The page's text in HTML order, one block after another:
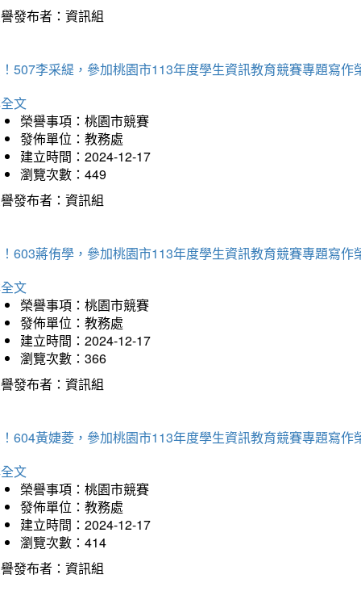
發布者：資訊組
507李采緹，參加桃園市113年度學生資訊教育競賽專題寫作
文
榮譽事項：桃園市競賽
發佈單位：教務處
建立時間：2024-12-17
瀏覽次數：449
發布者：資訊組
603蔣侑學，參加桃園市113年度學生資訊教育競賽專題寫作
文
榮譽事項：桃園市競賽
發佈單位：教務處
建立時間：2024-12-17
瀏覽次數：366
發布者：資訊組
604黃婕菱，參加桃園市113年度學生資訊教育競賽專題寫作
文
榮譽事項：桃園市競賽
發佈單位：教務處
建立時間：2024-12-17
瀏覽次數：414
發布者：資訊組